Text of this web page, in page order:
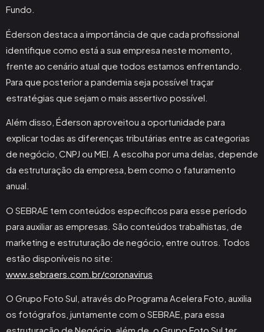
Fundo.
Éderson destaca a importância de que cada profissional
identifique como está a sua empresa neste momento,
frente ao cenário atual que todos estamos enfrentando.
Para que posterior a pandemia seja possível traçar
estratégias que sejam o mais assertivo possível.
Além disso, Éderson aproveitou a oportunidade para
explicar todas as diferenças tributárias entre as categorias
de negócio, CNPJ ou MEI. A escolha por uma delas, depende
da estruturação da empresa, bem como o faturamento
anual.
O SEBRAE tem conteúdos específicos para esse período
para auxiliar as empresas. São conteúdos trabalhistas, de
marketing e estruturação de negócio, entre outros. Todos
estão disponíveis no site:
www.sebraers.com.br/coronavirus
O Grupo Foto Sul, através do Programa Acelera Foto, auxilia
os fotógrafos, juntamente com o SEBRAE, para essa